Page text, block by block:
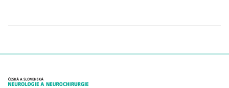
proLékaře.cz